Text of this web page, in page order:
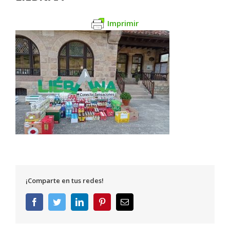
Imprimir
¡Comparte en tus redes!
FacebookTwitterLinkedInPinterestCorreo
electrónico